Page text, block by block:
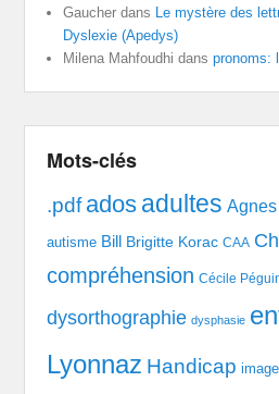
Gaucher dans Le mystère des
Dyslexie (Apedys)
Milena Mahfoudhi danspronoms:
Mots-clés
.pdf ados adultes
autisme Bill Brigitte Korac CAA
compréhension Cécile
dysorthographie dysphasie
Lyonnaz Handicap